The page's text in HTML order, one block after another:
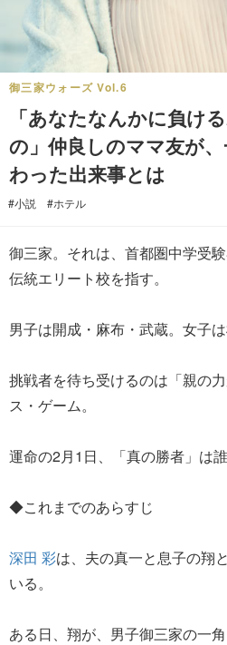
御三家ウォーズ Vol.6
「あなたなんかに負け
の」仲良しのママ友が
わった出来事とは
#小説 #ホテル
御三家。それは、首都圏中学受
伝統エリート校を指す。
男子は開成・麻布・武蔵。女子
挑戦者を待ち受けるのは「親の
ス・ゲーム。
運命の2月1日、「真の勝者」は誰
◆これまでのあらすじ
深田 彩は、夫の真一と息子の翔
いる。
ある日、翔が、男子御三家の一